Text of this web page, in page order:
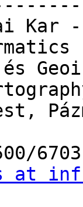
Kar
és
6703
at